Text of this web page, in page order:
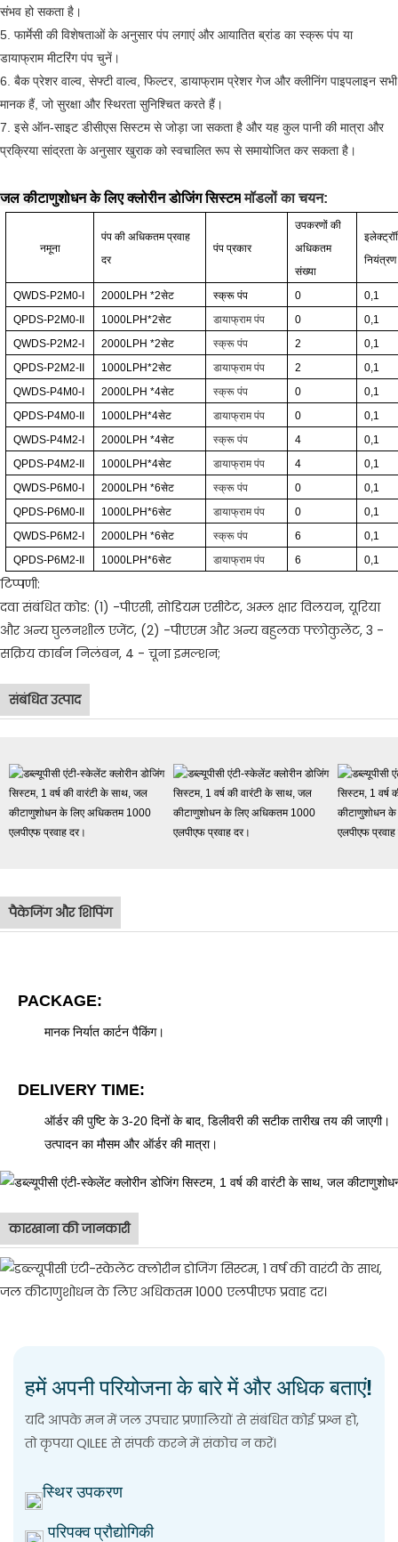
संभव हो सकता है।
5. फार्मेसी की विशेषताओं के अनुसार पंप लगाएं और आयातित ब्रांड का स्क्रू पंप या
डायाफ्राम मीटरिंग पंप चुनें।
6. बैक प्रेशर वाल्व, सेफ्टी वाल्व, फिल्टर, डायाफ्राम प्रेशर गेज और क्लीनिंग पाइपलाइन सभी
मानक हैं, जो सुरक्षा और स्थिरता सुनिश्चित करते हैं।
7. इसे ऑन-साइट डीसीएस सिस्टम से जोड़ा जा सकता है और यह कुल पानी की मात्रा और
प्रक्रिया सांद्रता के अनुसार खुराक को स्वचालित रूप से समायोजित कर सकता है।
जल कीटाणुशोधन के लिए क्लोरीन डोजिंग सिस्टम मॉडलों का चयन:
नमूना
पंप की अधिकतम प्रवाह
दर
पंप प्रकार
उपकरणों की
अधिकतम
संख्या
नियंत्रण
QWDS-P2M0-I 2000LPH *2सेट स्क्रू पंप 0
0,1
QPDS-P2M0-II
1000LPH*2सेट डायाफ्राम पंप 0
0,1
QWDS-P2M2-I
2000LPH *2सेट स्क्रू पंप 2
0,1
QPDS-P2M2-II
1000LPH*2सेट डायाफ्राम पंप 2
0,1
QWDS-P4M0-I
2000LPH *4सेट स्क्रू पंप 0
0,1
QPDS-P4M0-II
1000LPH*4सेट डायाफ्राम पंप 0
0,1
QWDS-P4M2-I
2000LPH *4सेट स्क्रू पंप 4
0,1
QPDS-P4M2-II
1000LPH*4सेट डायाफ्राम पंप 4
0,1
QWDS-P6M0-I
2000LPH *6सेट स्क्रू पंप 0
0,1
QPDS-P6M0-II
1000LPH*6सेट डायाफ्राम पंप 0
0,1
QWDS-P6M2-I
2000LPH *6सेट स्क्रू पंप 6
0,1
QPDS-P6M2-II
1000LPH*6सेट डायाफ्राम पंप 6 0,1
टिप्पणी:
दवा संबंधित कोड: (1) -पीएसी, सोडियम एसीटेट, अम्ल क्षार विलयन, यूरिया
और अन्य घुलनशील एजेंट, (2) -पीएएम और अन्य बहुलक फ्लोकुलेंट, 3 -
सक्रिय कार्बन निलंबन, 4 - चूना इमल्शन;
संबंधित उत्पाद
पैकेजिंग और शिपिंग
PACKAGE:
मानक निर्यात कार्टन पैकिंग।
DELIVERY TIME:
ऑर्डर की पुष्टि के 3-20 दिनों के बाद, डिलीवरी की सटीक तारीख तय की जाएगी।
उत्पादन का मौसम और ऑर्डर की मात्रा।
कारखाना की जानकारी
हमें अपनी परियोजना के बारे में और अधिक बताएं!
यदि आपके मन में जल उपचार प्रणालियों से संबंधित कोई प्रश्न हो,
तो कृपया QILEE से संपर्क करने में संकोच न करें।
स्थिर उपकरण
परिपक्व प्रौद्योगिकी